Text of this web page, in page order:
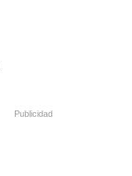
Publicidad